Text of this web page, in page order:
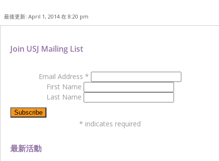
最後更新: April 1, 2014 在 8:20 pm
最新活動
Join USJ Mailing List
Email Address *
First Name
Last Name
* indicates required